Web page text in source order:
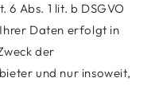
Abs. 1 lit. b DSGVO
Daten erfolgt in
der
und nur insoweit,